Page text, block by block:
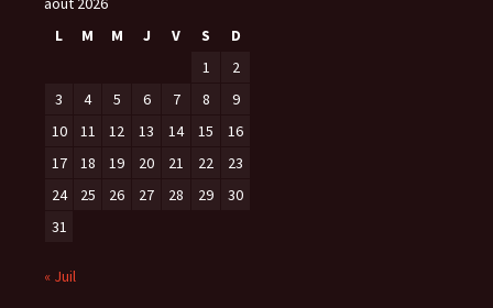
L
M M J V S
D
1
2
3
4 5 6 7 8
9
10
11 12 13 14 15
16
17
18 19 20 21 22
23
24
25 26 27 28 29
30
31
« Juil